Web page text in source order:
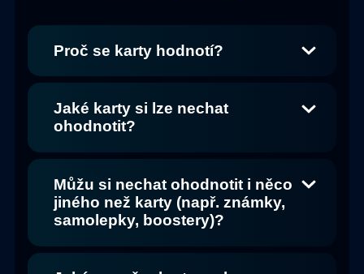
Proč se karty hodnotí?
Jaké karty si lze nechat
ohodnotit?
Můžu si nechat ohodnotit i něco
jiného než karty (např. známky,
samolepky, boostery)?